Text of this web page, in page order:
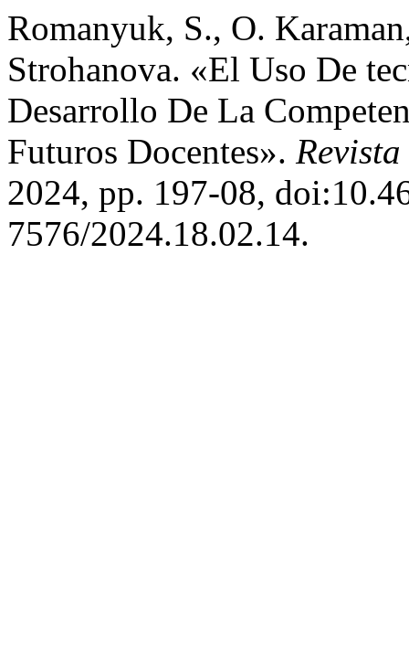
Romanyuk, S., O.
Strohanova. «El Uso De
Desarrollo De La
Futuros Docentes».
2024, pp. 197-08,
7576/2024.18.02.14.